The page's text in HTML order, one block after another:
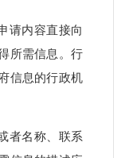
请内容直接向
所需信息。行
信息的行政机
者名称、联系